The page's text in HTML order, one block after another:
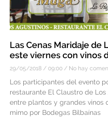
Las Cenas Maridaje de
este viernes con vinos
29/05/2018 09:00 No hay
Los participantes del evento
restaurante El Claustro de
entre plantos y grandes vinos
mimo por Bodegas Bilbaínas